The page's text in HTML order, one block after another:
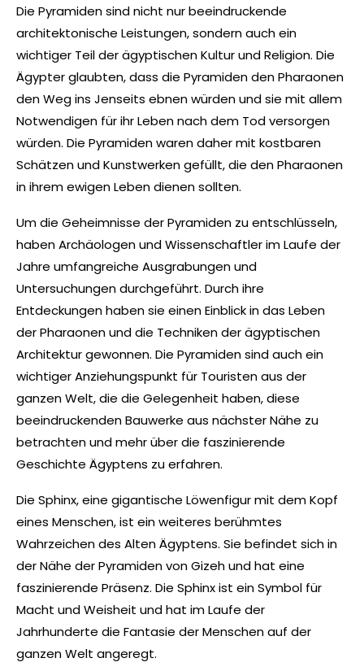
Die Pyramiden sind nicht nur beeindruckende
architektonische Leistungen, sondern auch ein
wichtiger Teil der ägyptischen Kultur und Religion. Die
Ägypter glaubten, dass die Pyramiden den Pharaonen
den Weg ins Jenseits ebnen würden und sie mit allem
Notwendigen für ihr Leben nach dem Tod versorgen
würden. Die Pyramiden waren daher mit kostbaren
Schätzen und Kunstwerken gefüllt, die den Pharaonen
in ihrem ewigen Leben dienen sollten.
Um die Geheimnisse der Pyramiden zu entschlüsseln,
haben Archäologen und Wissenschaftler im Laufe der
Jahre umfangreiche Ausgrabungen und
Untersuchungen durchgeführt. Durch ihre
Entdeckungen haben sie einen Einblick in das Leben
der Pharaonen und die Techniken der ägyptischen
Architektur gewonnen. Die Pyramiden sind auch ein
wichtiger Anziehungspunkt für Touristen aus der
ganzen Welt, die die Gelegenheit haben, diese
beeindruckenden Bauwerke aus nächster Nähe zu
betrachten und mehr über die faszinierende
Geschichte Ägyptens zu erfahren.
Die Sphinx, eine gigantische Löwenfigur mit dem Kopf
eines Menschen, ist ein weiteres berühmtes
Wahrzeichen des Alten Ägyptens. Sie befindet sich in
der Nähe der Pyramiden von Gizeh und hat eine
faszinierende Präsenz. Die Sphinx ist ein Symbol für
Macht und Weisheit und hat im Laufe der
Jahrhunderte die Fantasie der Menschen auf der
ganzen Welt angeregt.